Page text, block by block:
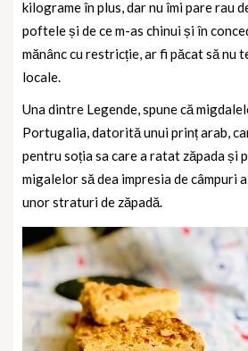
kilograme în plus, dar nu îmi pare rau
poftele și de ce m-as chinui și în
mănânc cu restricție, ar fi păcat să nu
locale.
Una dintre Legende, spune că
Portugalia, datorită unui prinț arab,
pentru soția sa care a ratat zăpada și
migalelor să dea impresia de câmpuri
unor straturi de zăpadă.